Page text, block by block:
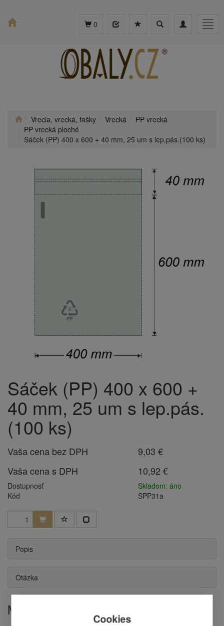
Toggle
Toggle
0
Vrecia, vrecká, tašky Vrecká
PP vrecká
PP vrecká ploché
Sáček (PP) 400 x 600 + 40 mm, 25 um s lep.pás.(100 ks)
Sáček (PP) 400 x 600 +
40 mm, 25 um s lep.pás.
(100 ks)
Vaša cena bez DPH
9,03 €
Vaša cena s DPH
10,92 €
Dostupnosť
Skladom: áno
Kód
SPP31a
Popis
Otázka
Mohlo by Vás zaujímať
Cookies